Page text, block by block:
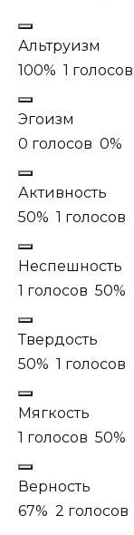
Альтруизм
100% 1 голосов
Эгоизм
0 голосов 0%
Активность
50% 1 голосов
Неспешность
1 голосов 50%
Твердость
50% 1 голосов
Мягкость
1 голосов 50%
Верность
67% 2 голосов